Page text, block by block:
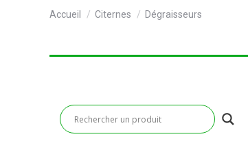
Vous êtes ici :
Accueil Citernes Dégraisseurs